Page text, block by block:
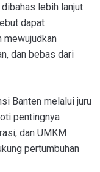
lebih lanjut
dapat
mewujudkan
dan bebas dari
Banten melalui juru
pentingnya
dan UMKM
pertumbuhan